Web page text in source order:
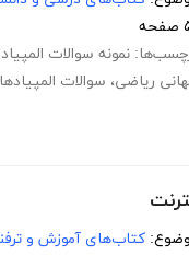
نمونه سوالات
ریاضی، سوالات
کتاب‌های آموزش و